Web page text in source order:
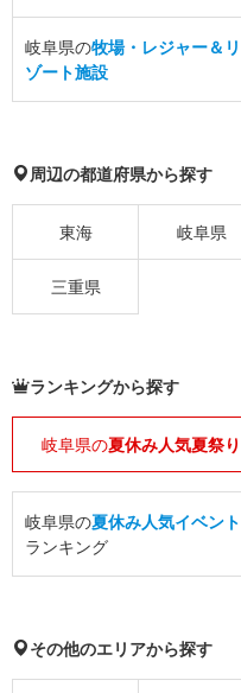
岐阜県の牧場・レジャー＆リ
ゾート施設
周辺の都道府県から探す
東海 岐阜県
三重県
ランキングから探す
岐阜県の夏休み人気夏祭り
岐阜県の夏休み人気イベント
ランキング
その他のエリアから探す